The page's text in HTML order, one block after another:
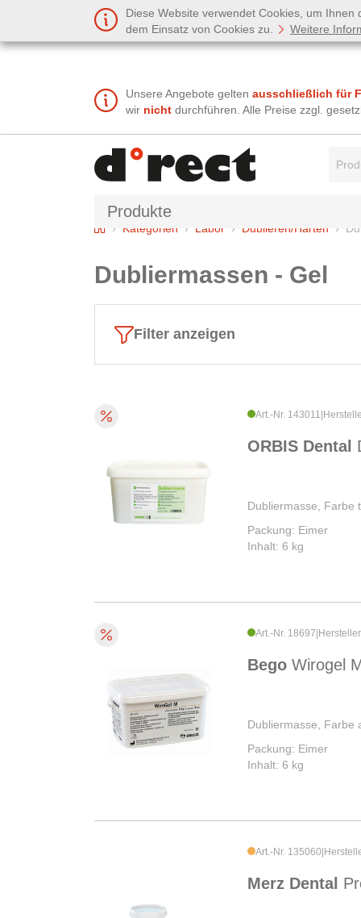
Diese Website verwendet Cookies, um
dem Einsatz von Cookies zu.
Weitere
Unsere Angebote gelten ausschließlich für
wir nicht durchführen. Alle Preise zzgl.
Produkte
HomeKategorien Labor Dublieren/Härten
Dubliermassen - Gel
Filter anzeigen
Art.-Nr. 143011
ORBIS Dental
Dubliermasse, Farbe
Packung: Eimer
Inhalt: 6 kg
Art.-Nr. 18697
Bego Wirogel
Dubliermasse, Farbe
Packung: Eimer
Inhalt: 6 kg
Art.-Nr. 135060
Merz Dental